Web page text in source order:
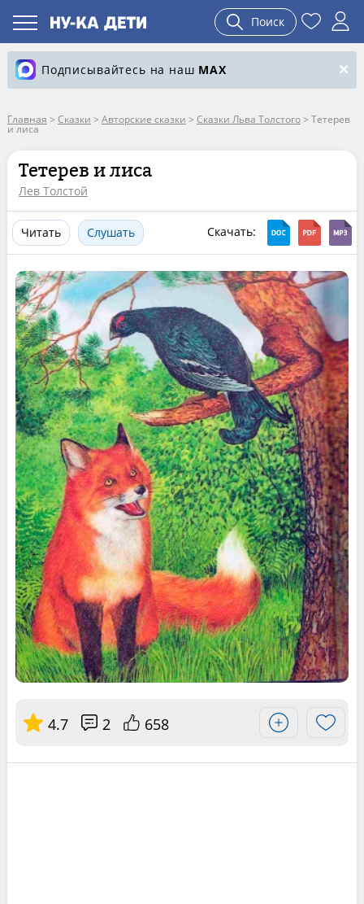
Поиск
Подписывайтесь на наш MAX
Главная > Сказки > Авторские сказки > Сказки Льва Толстого> Тетерев
и лиса
Тетерев и лиса
Лев Толстой
Читать Слушать Скачать:
4.7 2 658